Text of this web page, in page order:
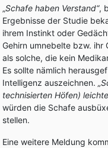
„Schafe haben Verstand“,
Ergebnisse der Studie
ihrem Instinkt oder
Gehirn umnebelte bzw.
als solche, die kein
Es sollte nämlich
Intelligenz auszeichnen.
technisierten Höfen)
würden die Schafe
stellen.
Eine weitere Meldung